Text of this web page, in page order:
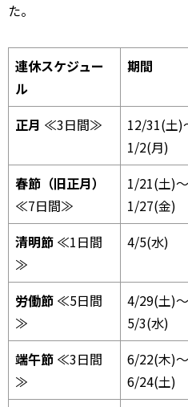
た。
連休スケジュー
ル
期間
正月 ≪3日間≫
12/31(土)
1/2(月)
春節（旧正月）
≪7日間≫
1/21(土)～
1/27(金)
清明節 ≪1日間
≫
4/5(水)
労働節 ≪5日間
≫
4/29(土)～
5/3(水)
端午節 ≪3日間
≫
6/22(木)～
6/24(土)